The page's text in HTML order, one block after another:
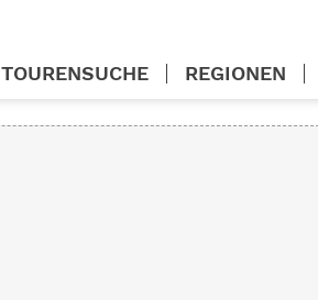
TOURENSUCHE REGIONEN